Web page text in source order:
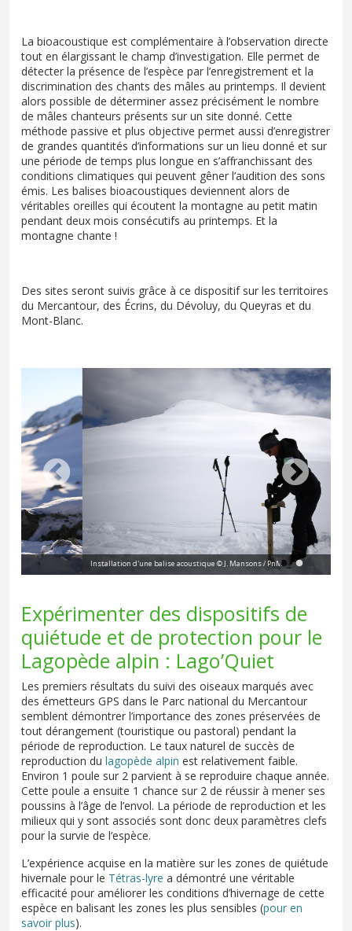
La bioacoustique est complémentaire à l’observation directe
tout en élargissant le champ d’investigation. Elle permet de
détecter la présence de l’espèce par l’enregistrement et la
discrimination des chants des mâles au printemps. Il devient
alors possible de déterminer assez précisément le nombre
de mâles chanteurs présents sur un site donné. Cette
méthode passive et plus objective permet aussi d’enregistrer
de grandes quantités d’informations sur un lieu donné et sur
une période de temps plus longue en s’affranchissant des
conditions climatiques qui peuvent gêner l’audition des sons
émis. Les balises bioacoustiques deviennent alors de
véritables oreilles qui écoutent la montagne au petit matin
pendant deux mois consécutifs au printemps. Et la
montagne chante !
Des sites seront suivis grâce à ce dispositif sur les territoires
du Mercantour, des Écrins, du Dévoluy, du Queyras et du
Mont-Blanc.
Installation d'une balise acoustique © J. Mansons / PnM
Expérimenter des dispositifs de
quiétude et de protection pour le
Lagopède alpin : Lago’Quiet
Les premiers résultats du suivi des oiseaux marqués avec
des émetteurs GPS dans le Parc national du Mercantour
semblent démontrer l’importance des zones préservées de
tout dérangement (touristique ou pastoral) pendant la
période de reproduction. Le taux naturel de succès de
reproduction du lagopède alpin est relativement faible.
Environ 1 poule sur 2 parvient à se reproduire chaque année.
Cette poule a ensuite 1 chance sur 2 de réussir à mener ses
poussins à l’âge de l’envol. La période de reproduction et les
milieux qui y sont associés sont donc deux paramètres clefs
pour la survie de l’espèce.
L’expérience acquise en la matière sur les zones de quiétude
hivernale pour le Tétras-lyre a démontré une véritable
efficacité pour améliorer les conditions d’hivernage de cette
espèce en balisant les zones les plus sensibles (pour en
savoir plus).